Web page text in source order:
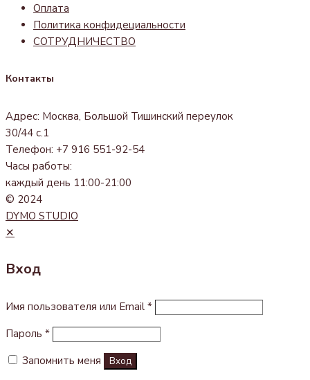
Оплата
Политика конфидециальности
СОТРУДНИЧЕСТВО
Контакты
Адрес: Москва, Большой Тишинский переулок
30/44 с.1
Телефон: +7 916 551-92-54
Часы работы:
каждый день 11:00-21:00
© 2024
DYMO STUDIO
✕
Вход
Имя пользователя или Email *
Пароль *
Запомнить меня
Вход